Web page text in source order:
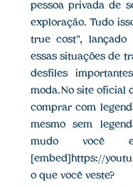
pessoa privada de
exploração. Tudo
true cost", lançado
essas situações de
desfiles
moda. No site oficial
comprar com
mesmo sem
mudo você
[embed]https://
o que você veste?